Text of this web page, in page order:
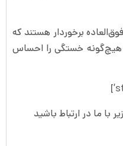
برخوردار هستند که
هیچ‌گونه خستگی را احساس
با ما در ارتباط باشید